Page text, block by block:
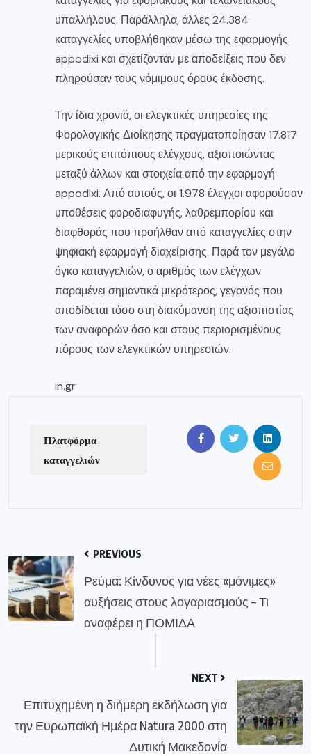
υπαλλήλους. Παράλληλα, άλλες 24.384
καταγγελίες υποβλήθηκαν μέσω της εφαρμογής
appodixi και σχετίζονταν με αποδείξεις που δεν
πληρούσαν τους νόμιμους όρους έκδοσης.
Την ίδια χρονιά, οι ελεγκτικές υπηρεσίες της
Φορολογικής Διοίκησης πραγματοποίησαν 17.817
μερικούς επιτόπιους ελέγχους, αξιοποιώντας
μεταξύ άλλων και στοιχεία από την εφαρμογή
appodixi. Από αυτούς, οι 1.978 έλεγχοι αφορούσαν
υποθέσεις φοροδιαφυγής, λαθρεμπορίου και
διαφθοράς που προήλθαν από καταγγελίες στην
ψηφιακή εφαρμογή διαχείρισης. Παρά τον μεγάλο
όγκο καταγγελιών, ο αριθμός των ελέγχων
παραμένει σημαντικά μικρότερος, γεγονός που
αποδίδεται τόσο στη διακύμανση της αξιοπιστίας
των αναφορών όσο και στους περιορισμένους
πόρους των ελεγκτικών υπηρεσιών.
in.gr
Πλατφόρμα
καταγγελιών
PREVIOUS
Ρεύμα: Κίνδυνος για νέες «μόνιμες»
αυξήσεις στους λογαριασμούς – Τι
αναφέρει η ΠΟΜΙΔΑ
NEXT
Επιτυχημένη η διήμερη εκδήλωση για
την Ευρωπαϊκή Ημέρα Natura 2000 στη
Δυτική Μακεδονία